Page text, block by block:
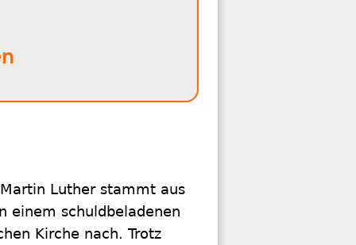
Luther stammt aus
einem schuldbeladenen
Kirche nach. Trotz